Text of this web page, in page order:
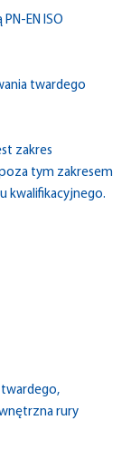
EN ISO
twardego
zakres
tym zakresem
kwalifikacyjnego.
rury